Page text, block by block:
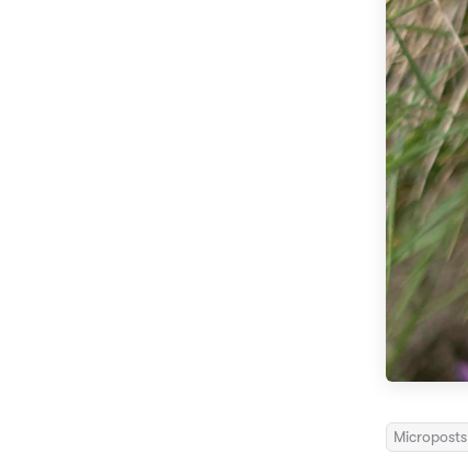
Microposts